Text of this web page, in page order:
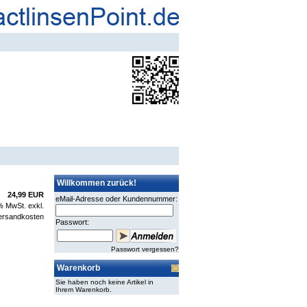
24,99 EUR
MwSt. exkl.
Willkommen zurück!
eMail-Adresse oder Kundennummer:
Passwort:
Passwort vergessen?
Warenkorb
Sie haben noch keine Artikel in
Ihrem Warenkorb.